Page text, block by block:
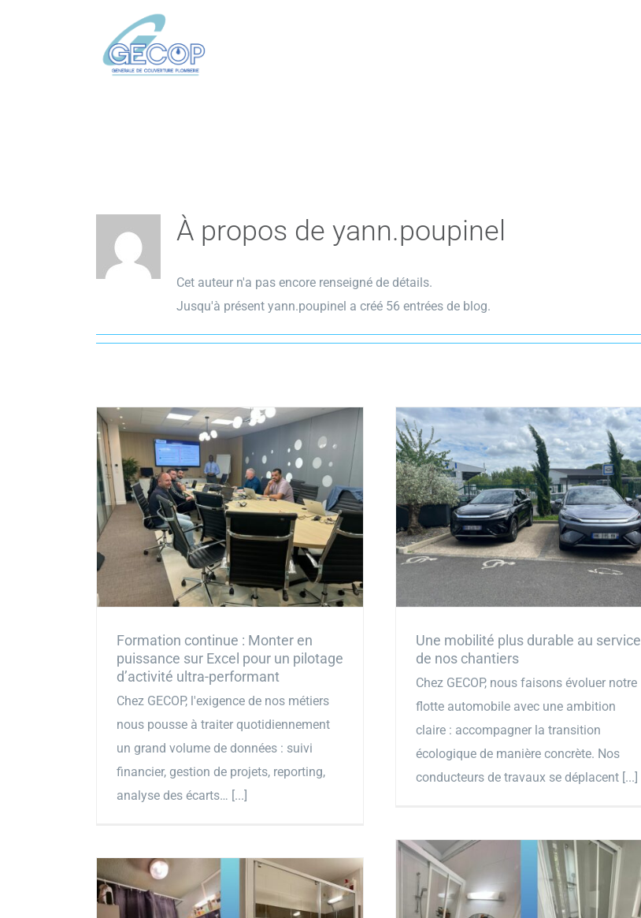
Maintenance
Métiers
Actualités
À propos de yann.poupinel
Cet auteur n'a pas encore renseigné de détails.
Jusqu'à présent yann.poupinel a créé 56 entrées de blog.
Formation continue : Monter en
puissance sur Excel pour un pilotage
d’activité ultra-performant
Chez GECOP, l'exigence de nos métiers
nous pousse à traiter quotidiennement
un grand volume de données : suivi
financier, gestion de projets, reporting,
analyse des écarts… [...]
Une mobilité plus durable au service
de nos chantiers
Chez GECOP, nous faisons évoluer notre
flotte automobile avec une ambition
claire : accompagner la transition
écologique de manière concrète. Nos
conducteurs de travaux se déplacent [...]